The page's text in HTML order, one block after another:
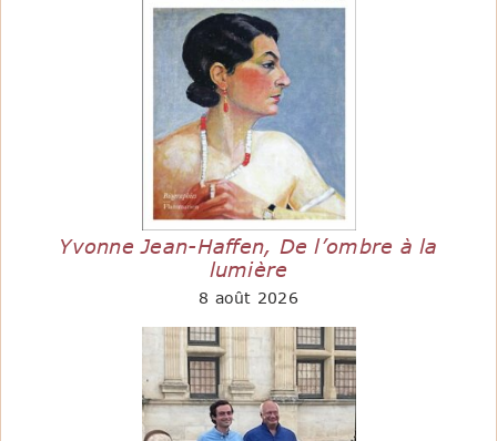
Yvonne Jean-Haffen, De l’ombre à la
lumière
8 août 2026